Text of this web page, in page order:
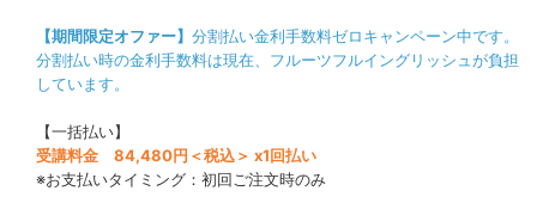
【期間限定オファー】 分割払い金利手数料ゼロキャンペーン中です。
分割払い時の金利手数料は現在、フルーツフルイングリッシュが負担
しています。
【一括払い】
受講料金 84,480円＜税込＞ x1回払い
※お支払いタイミング：初回ご注文時のみ